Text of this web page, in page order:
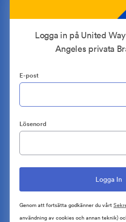
Logga in på United
Angeles privata
E-post
Lösenord
Genom att fortsätta godkänner du vårt
användning av cookies och annan teknik)